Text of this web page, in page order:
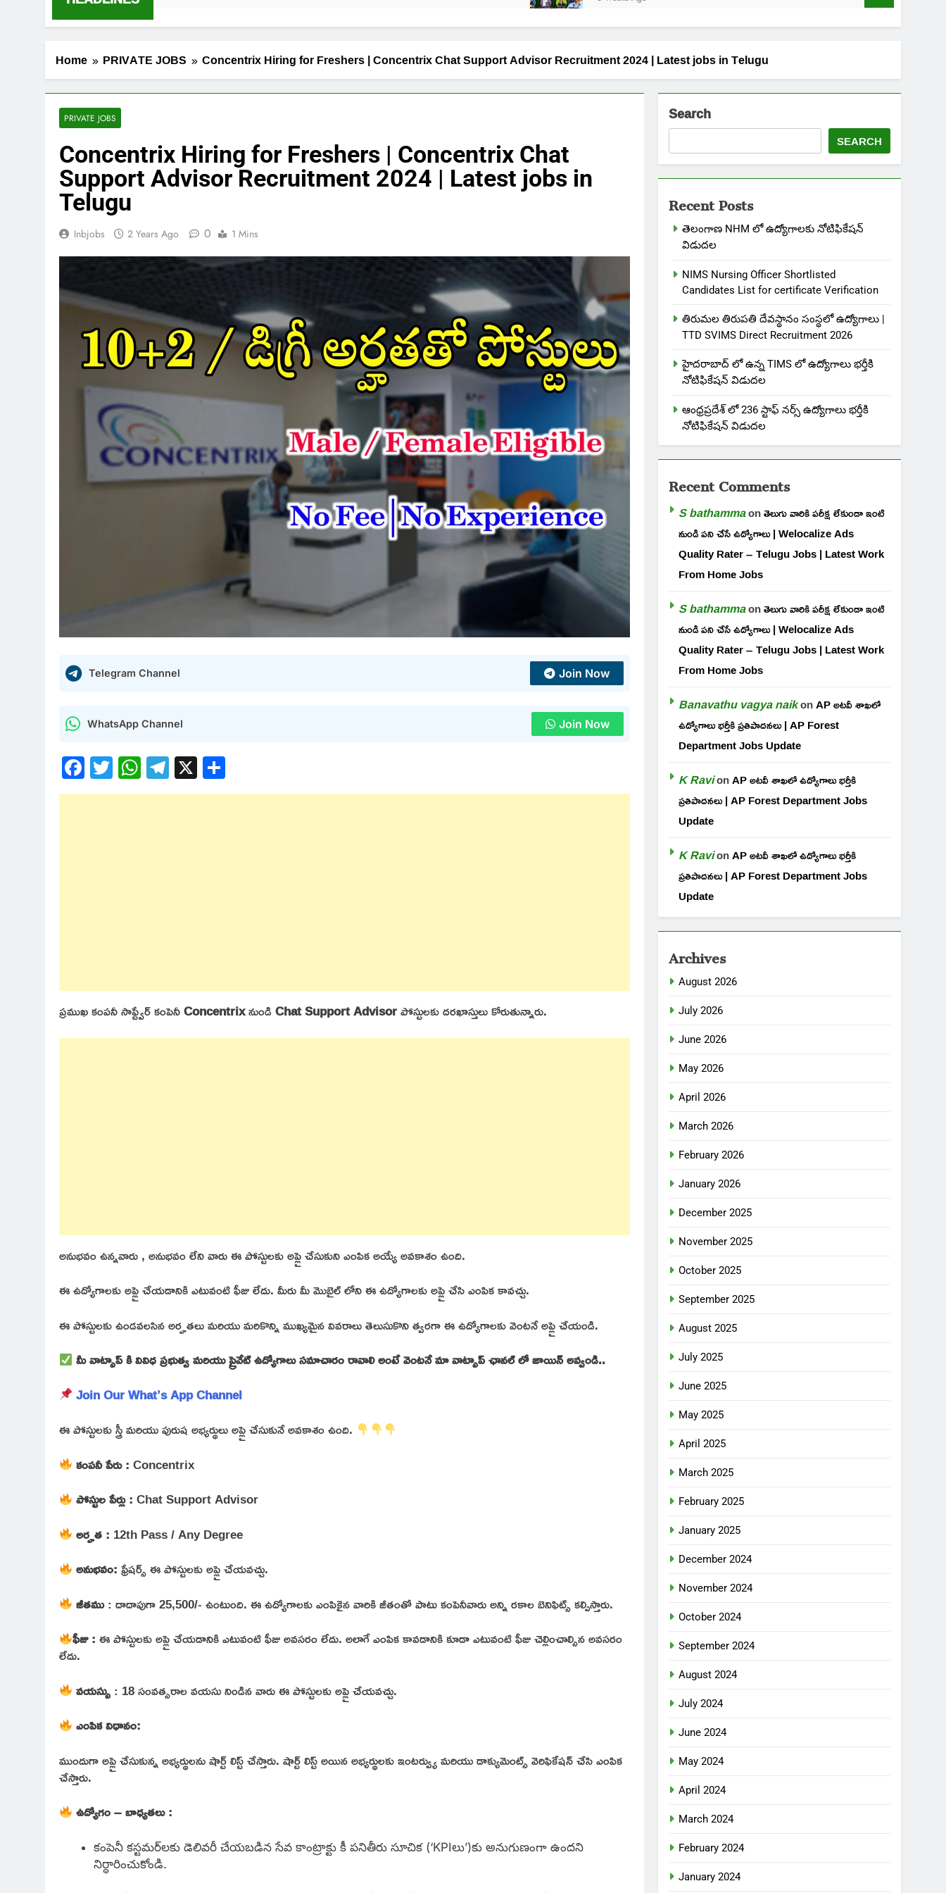
Home PRIVATE JOBS Concentrix Hiring for Freshers | Concentrix Chat Support Advisor Recruitment 2024 | Latest jobs in Telugu
PRIVATE JOBS
Concentrix Hiring for Freshers | Concentrix Chat
Support Advisor Recruitment 2024 | Latest jobs in
Telugu
Inbjobs 2 Years Ago 0 1 Mins
Telegram Channel Join Now
WhatsApp Channel Join Now
Facebook
Twitter
WhatsApp
Telegram
X
ప్రముఖ కంపనీ సాఫ్ట్వేర్ కంపెనీConcentrixనుండిChat Support Advisorపోస్టులకు దరఖాస్తులు కోరుతున్నారు.
అనుభవం ఉన్నవారు , అనుభవం లేని వారు ఈ పోస్టులకు అప్లై చేసుకుని ఎంపిక అయ్యే అవకాశం ఉంది.
ఈ ఉద్యోగాలకు అప్లై చేయడానికి ఎటువంటి ఫీజు లేదు. మీరు మీ మొబైల్ లోని ఈ ఉద్యోగాలకు అప్లై చేసి ఎంపిక కావచ్చు.
ఈ పోస్టులకు ఉండవలసిన అర్హతలు మరియు మరికొన్ని ముఖ్యమైన వివరాలు తెలుసుకొని త్వరగా ఈ ఉద్యోగాలకు వెంటనే అప్లై చేయండి.
మీ వాట్సాప్ కి వివిధ ప్రభుత్వ మరియు ప్రైవేట్ ఉద్యోగాలు సమాచారం రావాలి అంటే వెంటనే మా వాట్సాప్ ఛానల్ లో జాయిన్ అవ్వండి..
Join Our What’s App Channel
ఈ పోస్టులకు స్త్రీ మరియు పురుష అభ్యర్థులు అప్లై చేసుకునే అవకాశం ఉంది.
కంపనీ పేరు :Concentrix
పోస్టుల పేర్లు :Chat Support Advisor
అర్హత : 12th Pass / Any Degree
అనుభవం:ఫ్రేషర్స్ ఈ పోస్టులకు అప్లై చేయవచ్చు.
జీతము: దాదాపుగా 25,500/- ఉంటుంది. ఈ ఉద్యోగాలకు ఎంపికైన వారికి జీతంతో పాటు కంపెనీవారు అన్ని రకాల బెనిఫిట్స్ కల్పిస్తారు.
ఫీజు:ఈ పోస్టులకు అప్లై చేయడానికి ఎటువంటి ఫీజు అవసరం లేదు. అలాగే ఎంపిక కావడానికి కూడా ఎటువంటి ఫీజు చెల్లించాల్సిన అవసరం
లేదు.
వయస్సు: 18 సంవత్సరాల వయసు నిండిన వారు ఈ పోస్టులకు అప్లై చేయవచ్చు.
ఎంపిక విధానం:
ముందుగా అప్లై చేసుకున్న అభ్యర్థులను షార్ట్ లిస్ట్ చేస్తారు. షార్ట్ లిస్ట్ అయిన అభ్యర్థులకు ఇంటర్వ్యు మరియు డాక్యుమెంట్స్ వెరిఫికేషన్ చేసి ఎంపిక
చేస్తారు.
ఉద్యోగం – బాధ్యతలు :
కంపెనీ కస్టమర్‌లకు డెలివరీ చేయబడిన సేవ కాంట్రాక్టు కీ పనితీరు సూచిక (‘KPIలు’)కు అనుగుణంగా ఉందని
నిర్ధారించుకోండి.
Search
SEARCH
Recent Posts
తెలంగాణ NHM లో ఉద్యోగాలకు నోటిఫికేషన్
విడుదల
NIMS Nursing Officer Shortlisted
Candidates List for certificate Verification
తిరుమల తిరుపతి దేవస్థానం సంస్థలో ఉద్యోగాలు |
TTD SVIMS Direct Recruitment 2026
హైదరాబాద్ లో ఉన్న TIMS లో ఉద్యోగాలు భర్తీకి
నోటిఫికేషన్ విడుదల
ఆంధ్రప్రదేశ్ లో 236 స్టాఫ్ నర్స్ ఉద్యోగాలు భర్తీకి
నోటిఫికేషన్ విడుదల
Recent Comments
S bathammaonతెలుగు వారికి పరీక్ష లేకుండా ఇంటి
నుండి పని చేసే ఉద్యోగాలు | Welocalize Ads
Quality Rater – Telugu Jobs | Latest Work
From Home Jobs
S bathammaonతెలుగు వారికి పరీక్ష లేకుండా ఇంటి
నుండి పని చేసే ఉద్యోగాలు | Welocalize Ads
Quality Rater – Telugu Jobs | Latest Work
From Home Jobs
Banavathu vagya naikonAP అటవీ శాఖలో
ఉద్యోగాలు భర్తీకి ప్రతిపాదనలు | AP Forest
Department Jobs Update
K RavionAP అటవీ శాఖలో ఉద్యోగాలు భర్తీకి
ప్రతిపాదనలు | AP Forest Department Jobs
Update
K RavionAP అటవీ శాఖలో ఉద్యోగాలు భర్తీకి
ప్రతిపాదనలు | AP Forest Department Jobs
Update
Archives
August 2026
July 2026
June 2026
May 2026
April 2026
March 2026
February 2026
January 2026
December 2025
November 2025
October 2025
September 2025
August 2025
July 2025
June 2025
May 2025
April 2025
March 2025
February 2025
January 2025
December 2024
November 2024
October 2024
September 2024
August 2024
July 2024
June 2024
May 2024
April 2024
March 2024
February 2024
January 2024